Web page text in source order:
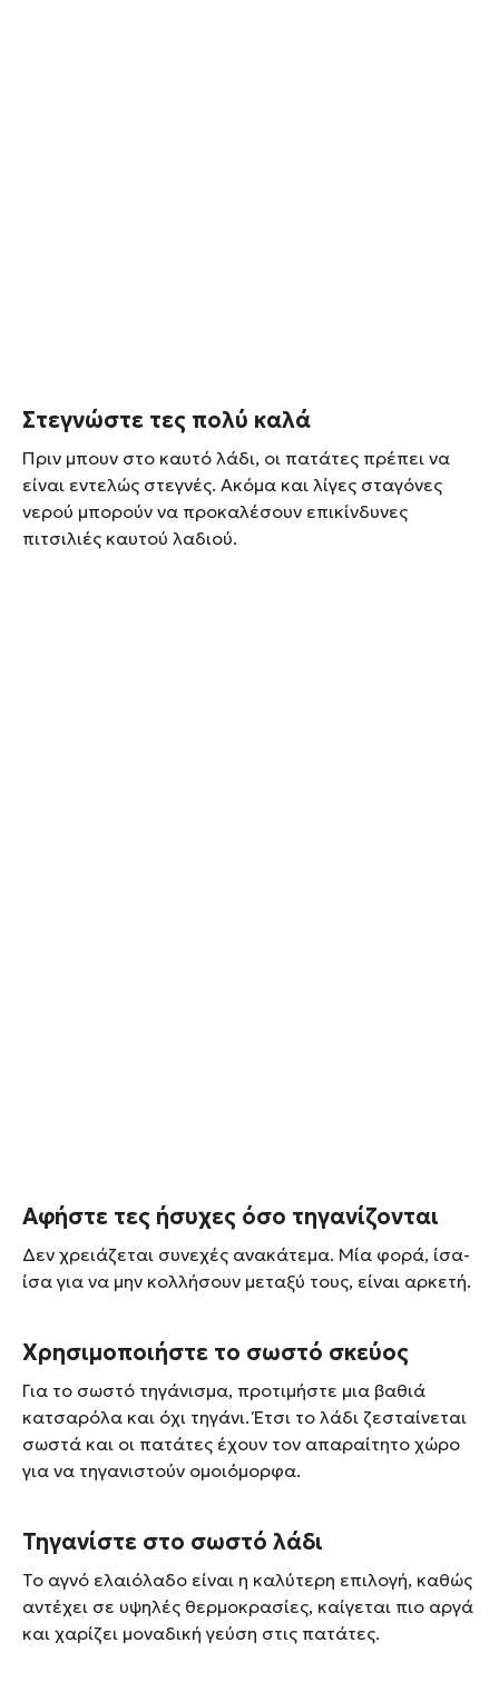
Στεγνώστε τες πολύ καλά
Πριν μπουν στο καυτό λάδι, οι πατάτες πρέπει να
είναι εντελώς στεγνές. Ακόμα και λίγες σταγόνες
νερού μπορούν να προκαλέσουν επικίνδυνες
πιτσιλιές καυτού λαδιού.
Αφήστε τες ήσυχες όσο τηγανίζονται
Δεν χρειάζεται συνεχές ανακάτεμα. Μία φορά, ίσα-
ίσα για να μην κολλήσουν μεταξύ τους, είναι αρκετή.
Χρησιμοποιήστε το σωστό σκεύος
Για το σωστό τηγάνισμα, προτιμήστε μια βαθιά
κατσαρόλα και όχι τηγάνι. Έτσι το λάδι ζεσταίνεται
σωστά και οι πατάτες έχουν τον απαραίτητο χώρο
για να τηγανιστούν ομοιόμορφα.
Τηγανίστε στο σωστό λάδι
Το αγνό ελαιόλαδο είναι η καλύτερη επιλογή, καθώς
αντέχει σε υψηλές θερμοκρασίες, καίγεται πιο αργά
και χαρίζει μοναδική γεύση στις πατάτες.